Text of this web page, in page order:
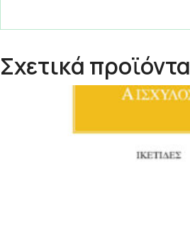
Σχετικά προϊόντα